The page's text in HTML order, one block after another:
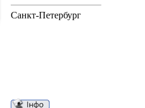
Санкт-Петербург